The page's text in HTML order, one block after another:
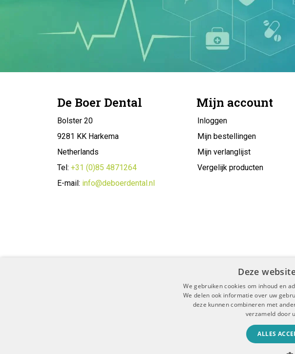
De Boer Dental
Bolster 20
9281 KK Harkema
Netherlands
Tel: +31 (0)85 4871264
E-mail: info@deboerdental.nl
Mijn account
Inloggen
Mijn bestellingen
Mijn verlanglijst
Vergelijk producten
Algemene voorwaarden
© Copyright 2026
Deze
We gebruiken cookies om inhoud en
We delen ook informatie over uw
deze kunnen combineren met
verzameld door
ALLES